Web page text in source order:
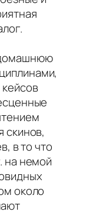
скинов,
в то что
на немой
около